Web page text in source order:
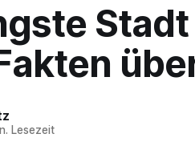
Lesezeit